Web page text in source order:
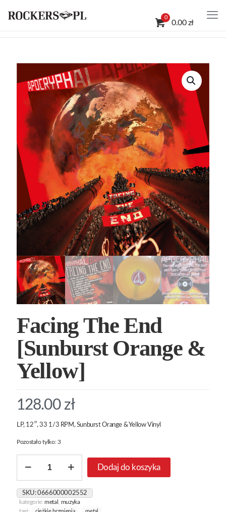
0
0.00 zł
Facing The End
[Sunburst Orange &
Yellow]
128.00 zł
LP, 12″, 33 1/3 RPM, Sunburst Orange & Yellow Vinyl
Pozostało tylko: 3
Facing
End
[Sunburst
Orange
Dodaj do koszyka
SKU:0666000002552
kategorie:metal
muzyka